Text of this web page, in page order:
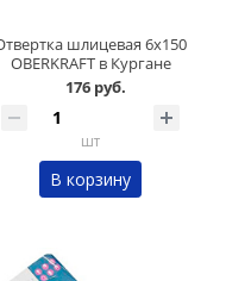
шлицевая 6х150
OBERKRAFT в Кургане
176 руб.
шт
В корзину